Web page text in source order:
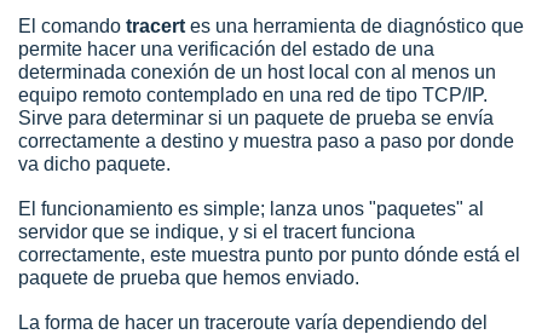
El comando tracert es una herramienta de diagnóstico que
permite hacer una verificación del estado de una
determinada conexión de un host local con al menos un
equipo remoto contemplado en una red de tipo TCP/IP.
Sirve para determinar si un paquete de prueba se envía
correctamente a destino y muestra paso a paso por donde
va dicho paquete.
El funcionamiento es simple; lanza unos "paquetes" al
servidor que se indique, y si el tracert funciona
correctamente, este muestra punto por punto dónde está el
paquete de prueba que hemos enviado.
La forma de hacer un traceroute varía dependiendo del